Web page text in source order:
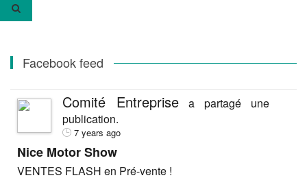
Facebook feed
Comité Entreprise a partagé une
publication.
7 years ago
Nice Motor Show
VENTES FLASH en Pré-vente !